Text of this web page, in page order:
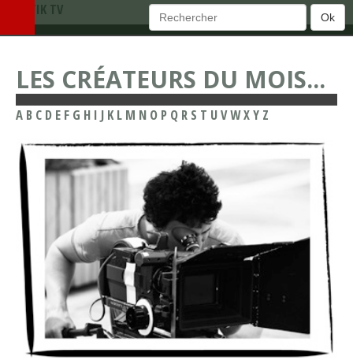
TEMATIK TV
LES CRÉATEURS DU MOIS...
A B C D E F G H I J K L M N O P Q R S T UVWXY Z
Ok